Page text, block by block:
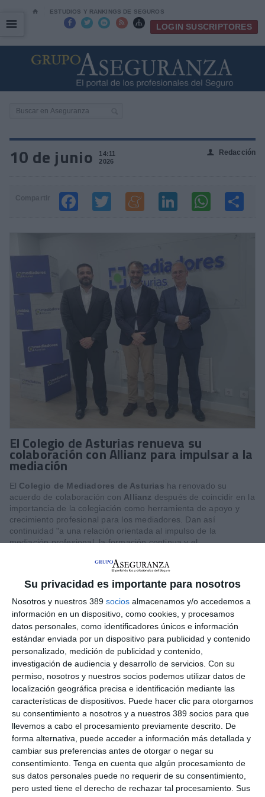
Su privacidad es importante para nosotros
Nosotros y nuestros 389 socios almacenamos y/o accedemos a
información en un dispositivo, como cookies, y procesamos
datos personales, como identificadores únicos e información
estándar enviada por un dispositivo para publicidad y contenido
personalizado, medición de publicidad y contenido,
investigación de audiencia y desarrollo de servicios. Con su
permiso, nosotros y nuestros socios podemos utilizar datos de
localización geográfica precisa e identificación mediante las
características de dispositivos. Puede hacer clic para otorgarnos
su consentimiento a nosotros y a nuestros 389 socios para que
llevemos a cabo el procesamiento previamente descrito. De
forma alternativa, puede acceder a información más detallada y
cambiar sus preferencias antes de otorgar o negar su
consentimiento. Tenga en cuenta que algún procesamiento de
sus datos personales puede no requerir de su consentimiento,
pero usted tiene el derecho de rechazar tal procesamiento. Sus
⌂ ESTUDIOS Y RANKINGS DE SEGUROS
     LOGIN SUSCRIPTORES
☰
☰
10 de junio
14:11
2026
👤 Redacción
El Colegio de Asturias renueva su
colaboración con Allianz para impulsar a la
mediación
El Colegio de Mediadores de Asturias ha renovado su
acuerdo de colaboración con Allianz después de coincidir en la
importancia de la colegiación como herramienta de apoyo y
crecimiento profesional para los mediadores. Dan así
continuidad "a una relación orientada al impulso de la
mediación profesional, la formación continua y el
la presentación del nuevo acuerdo, ratificado por el presidente
de Allianz, Alejandro Golán, resaltaron que se renueva el
compromiso compartido con la profesionalización de la
mediación y con la puesta en marcha de actividades que
permitan a los profesionales seguir adaptándose a un entorno
cada vez más especializado y competitivo.
Durante el encuentro de ambas entidades también se puso de
manifiesto la importancia de mantener alianzas estables para
continuar impulsando iniciativas de formación y actualización
profesional dirigidas a los mediadores.
Subraya el presidente del Colegio que "este acuerdo refleja la
excelente colaboración existente con Allianz y la apuesta
conjunta por seguir ofreciendo formación y espacios de
encuentro útiles para los profesionales del sector". Desde
la aseguradora se mostró interés por la iniciativa impulsada
conjuntamente por el Colegio y laDirección General de
Planificación de la Formación Profesional del Principado
de Asturiaspara incorporar una asignatura vinculada al